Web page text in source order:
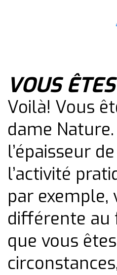
VOUS
Voilà! Vous
dame
l’épaisseur
l’activité
par exemple,
différente au
que vous